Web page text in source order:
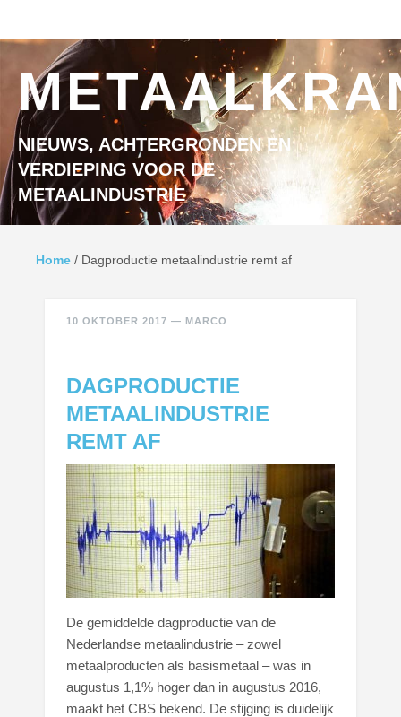
NIEUWS, ACHTERGRONDEN EN
VERDIEPING VOOR DE
METAALINDUSTRIE
Home / Dagproductie metaalindustrie remt af
10 OKTOBER 2017 — MARCO
DAGPRODUCTIE
METAALINDUSTRIE
REMT AF
De gemiddelde dagproductie van de
Nederlandse metaalindustrie – zowel
metaalproducten als basismetaal – was in
augustus 1,1% hoger dan in augustus 2016,
maakt het CBS bekend. De stijging is duidelijk